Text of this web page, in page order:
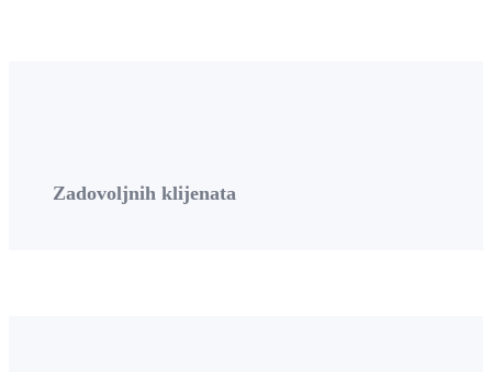
Zadovoljnih klijenata